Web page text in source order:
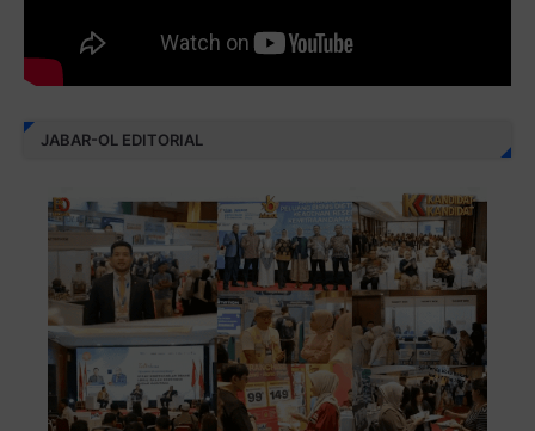
JABAR-OL EDITORIAL